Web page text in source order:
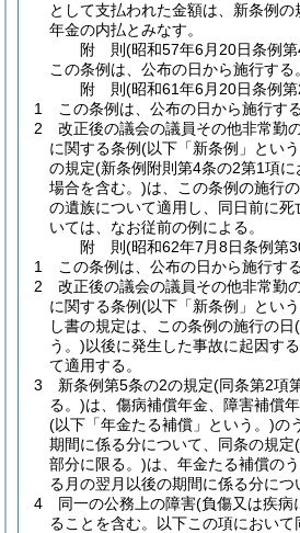
として支払われた金額は、新条例
年金の内払とみなす。
附 則(昭和57年6月20日条例
この条例は、公布の日から施行する。
附 則(昭和61年6月20日条例
1
この条例は、公布の日から施行する
2
改正後の議会の議員その他非常勤
に関する条例(以下「新条例」とい
の規定(新条例附則第4条の2第1項
場合を含む。)は、この条例の施行
の遺族について適用し、同日前に
いては、なお従前の例による。
附 則(昭和62年7月8日条例第
1
この条例は、公布の日から施行する
2
改正後の議会の議員その他非常勤
に関する条例(以下「新条例」とい
し書の規定は、この条例の施行の日
う。)以後に発生した事故に起因す
て適用する。
3
新条例第5条の2の規定(同条第2項
る。)は、傷病補償年金、障害補償
(以下「年金たる補償」という。)の
期間に係る分について、同条の規定
部分に限る。)は、年金たる補償の
る月の翌月以後の期間に係る分につ
4
同一の公務上の障害(負傷又は疾病
ることを含む。以下この項において